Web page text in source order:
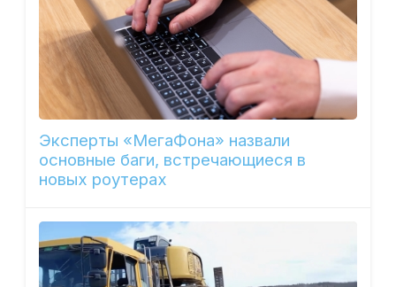
Эксперты «МегаФона» назвали
основные баги, встречающиеся в
новых роутерах